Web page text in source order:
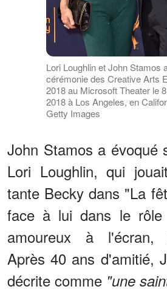
Lori Loughlin et John Stamos
cérémonie des Creative Arts
2018 au Microsoft Theater le
2018 à Los Angeles, en
Getty Images
John Stamos a évoqué
Lori Loughlin, qui
tante Becky dans "La
face à lui dans le
amoureux à l'écran,
Après 40 ans d'amitié,
décrite comme "une